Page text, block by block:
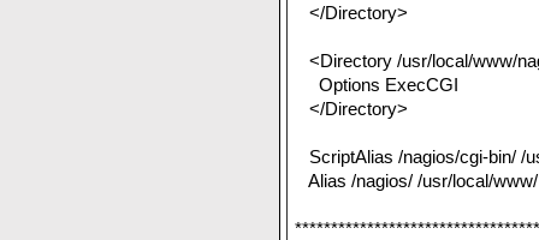
</Directory>
<Directory /usr/local/www/
Options ExecCGI
</Directory>
ScriptAlias /nagios/cgi-bin/ /
Alias /nagios/ /usr/local/